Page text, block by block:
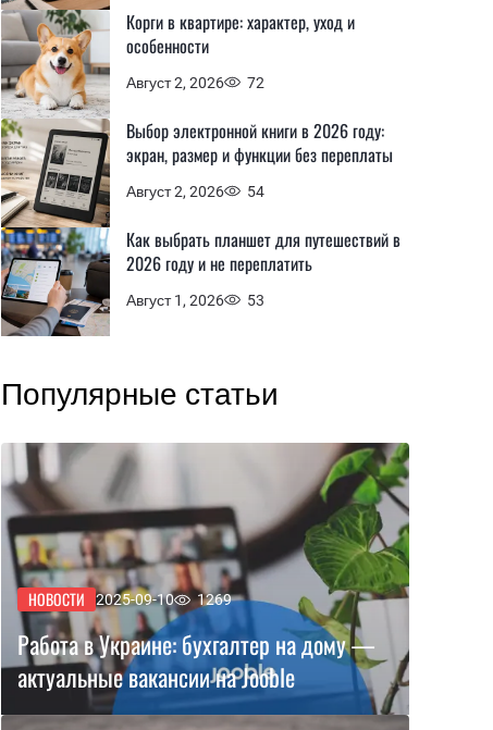
Август 2, 2026 72
Корги в квартире: характер, уход и
особенности
Август 2, 2026 54
Выбор электронной книги в 2026 году:
экран, размер и функции без переплаты
Август 1, 2026 53
Как выбрать планшет для путешествий в
2026 году и не переплатить
Популярные статьи
НОВОСТИ 2025-09-10 1269
Работа в Украине: бухгалтер на дому —
актуальные вакансии на Jooble